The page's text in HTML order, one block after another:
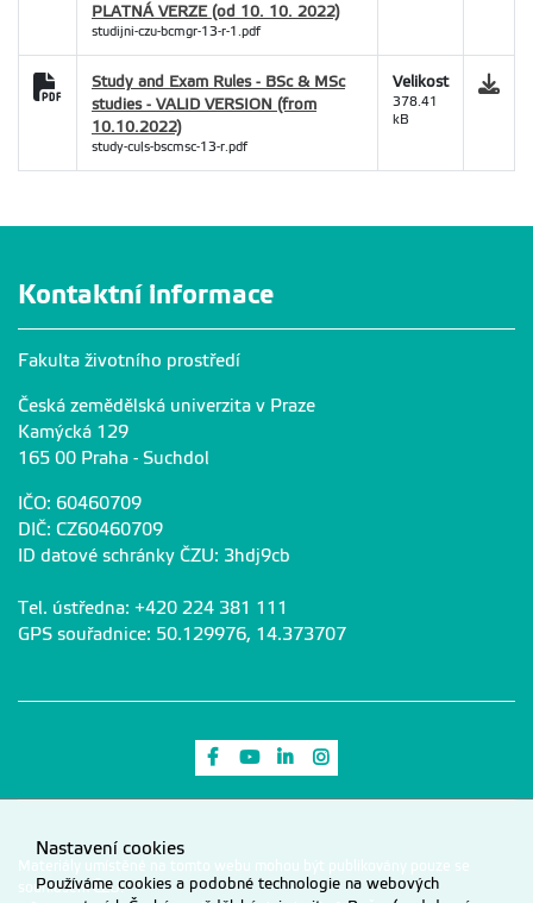
PLATNÁ VERZE (od 10. 10. 2022)
studijni-czu-bcmgr-13-r-1.pdf
Study and Exam Rules - BSc & MSc
studies - VALID VERSION (from
10.10.2022)
study-culs-bscmsc-13-r.pdf
Velikost
378.41
kB
Kontaktní informace
Fakulta životního prostředí
Česká zemědělská univerzita v Praze
Kamýcká 129
165 00 Praha - Suchdol
IČO: 60460709
DIČ: CZ60460709
ID datové schránky ČZU: 3hdj9cb
Tel. ústředna: +420 224 381 111
GPS souřadnice: 50.129976, 14.373707
Odkaz na Facebook
Odkaz na Youtube
Odkaz na LinkedIn
Materiály umístěné na tomto webu mohou být publikovány pouze se
souhlasem ČZU.
Nastavení cookies
Používáme cookies a podobné technologie na webových